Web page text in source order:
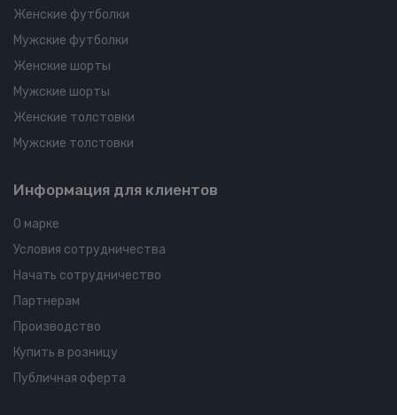
Женские футболки
Мужские футболки
Женские шорты
Мужские шорты
Женские толстовки
Мужские толстовки
Информация для клиентов
О марке
Условия сотрудничества
Начать сотрудничество
Партнерам
Производство
Купить в розницу
Публичная оферта